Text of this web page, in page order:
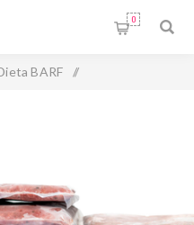
0
BARF /
Completos)